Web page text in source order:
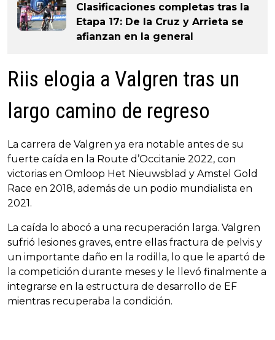
Clasificaciones completas tras la
Etapa 17: De la Cruz y Arrieta se
afianzan en la general
Riis elogia a Valgren tras un
largo camino de regreso
La carrera de Valgren ya era notable antes de su
fuerte caída en la Route d’Occitanie 2022, con
victorias en Omloop Het Nieuwsblad y Amstel Gold
Race en 2018, además de un podio mundialista en
2021.
La caída lo abocó a una recuperación larga. Valgren
sufrió lesiones graves, entre ellas fractura de pelvis y
un importante daño en la rodilla, lo que le apartó de
la competición durante meses y le llevó finalmente a
integrarse en la estructura de desarrollo de EF
mientras recuperaba la condición.